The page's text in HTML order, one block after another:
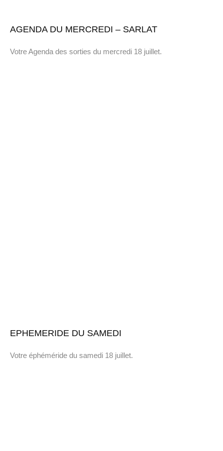
AGENDA DU MERCREDI – SARLAT
Votre Agenda des sorties du mercredi 18 juillet.
EPHEMERIDE DU SAMEDI
Votre éphéméride du samedi 18 juillet.